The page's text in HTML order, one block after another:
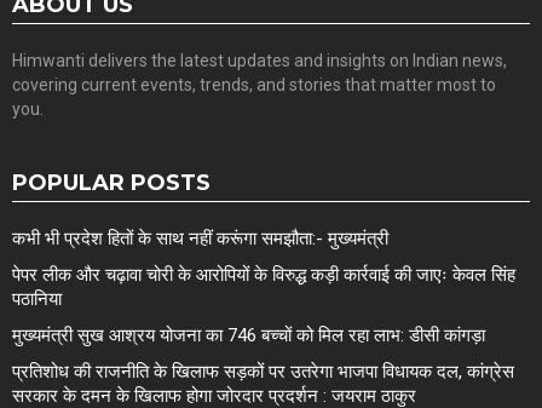
Himwanti delivers the latest updates and insights on Indian news,
covering current events, trends, and stories that matter most to
you.
POPULAR POSTS
कभी भी प्रदेश हितों के साथ नहीं करूंगा समझौता:- मुख्यमंत्री
पेपर लीक और चढ़ावा चोरी के आरोपियों के विरुद्ध कड़ी कार्रवाई की जाएः केवल सिंह
पठानिया
मुख्यमंत्री सुख आश्रय योजना का 746 बच्चों को मिल रहा लाभ: डीसी कांगड़ा
प्रतिशोध की राजनीति के खिलाफ सड़कों पर उतरेगा भाजपा विधायक दल, कांग्रेस
सरकार के दमन के खिलाफ होगा जोरदार प्रदर्शन : जयराम ठाकुर